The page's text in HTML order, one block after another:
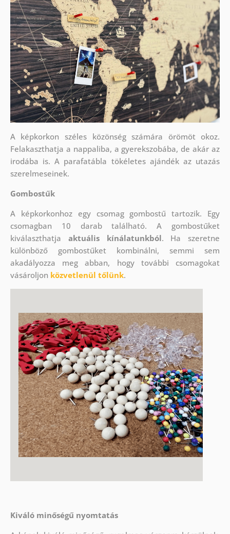
A képkorkon széles közönség számára örömöt okoz.
Felakaszthatja a nappaliba, a gyerekszobába, de akár az
irodába is. A parafatábla tökéletes ajándék az utazás
szerelmeseinek.
Gombostűk
A képkorkonhoz egy csomag gombostű tartozik. Egy
csomagban 10 darab található. A gombostűket
kiválaszthatja aktuális kínálatunkból. Ha szeretne
különböző gombostűket kombinálni, semmi sem
akadályozza meg abban, hogy további csomagokat
vásároljon közvetlenül tőlünk.
Kiváló minőségű nyomtatás